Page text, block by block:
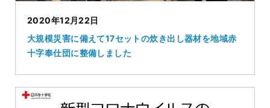
2020年12月22日
大規模災害に備えて17セットの炊き出し器材を地域赤
十字奉仕団に整備しました